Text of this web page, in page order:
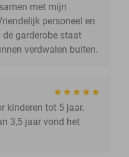
met mijn
personeel en
garderobe staat
verdwalen buiten.
kinderen tot 5 jaar.
3,5 jaar vond het